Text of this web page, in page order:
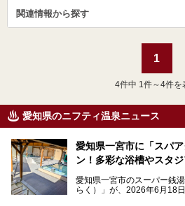
関連情報から探す
1
4件中 1件～4件を
愛知県のニフティ温泉ニュース
愛知県一宮市に「スパ
ン！多彩な浴槽やスタ
愛知県一宮市のスーパー銭
らく）」が、2026年6月18